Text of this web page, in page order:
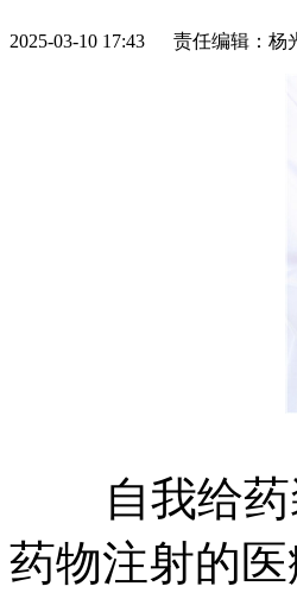
2025-03-10 17:43 责任编辑：
自我给药
药物注射的